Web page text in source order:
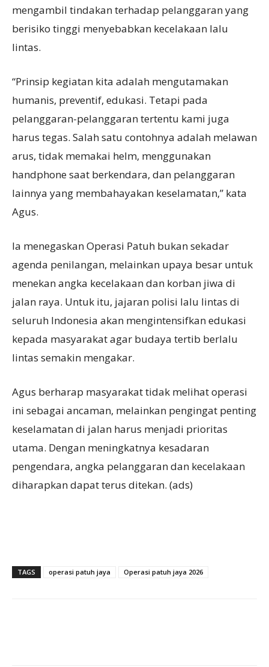
mengambil tindakan terhadap pelanggaran yang
berisiko tinggi menyebabkan kecelakaan lalu
lintas.
“Prinsip kegiatan kita adalah mengutamakan
humanis, preventif, edukasi. Tetapi pada
pelanggaran-pelanggaran tertentu kami juga
harus tegas. Salah satu contohnya adalah melawan
arus, tidak memakai helm, menggunakan
handphone saat berkendara, dan pelanggaran
lainnya yang membahayakan keselamatan,” kata
Agus.
Ia menegaskan Operasi Patuh bukan sekadar
agenda penilangan, melainkan upaya besar untuk
menekan angka kecelakaan dan korban jiwa di
jalan raya. Untuk itu, jajaran polisi lalu lintas di
seluruh Indonesia akan mengintensifkan edukasi
kepada masyarakat agar budaya tertib berlalu
lintas semakin mengakar.
Agus berharap masyarakat tidak melihat operasi
ini sebagai ancaman, melainkan pengingat penting
keselamatan di jalan harus menjadi prioritas
utama. Dengan meningkatnya kesadaran
pengendara, angka pelanggaran dan kecelakaan
diharapkan dapat terus ditekan. (ads)
TAGS operasi patuh jaya Operasi patuh jaya 2026